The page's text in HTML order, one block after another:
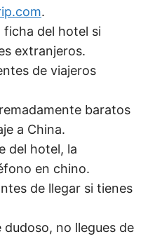
.
ficha del hotel si
extranjeros.
de viajeros
baratos
a China.
del hotel, la
en chino.
de llegar si tienes
dudoso, no llegues de